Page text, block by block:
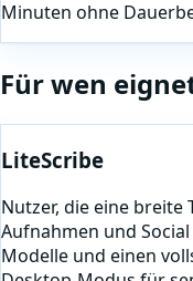
Minuten ohne
Für wen
LiteScribe
Nutzer, die eine
Aufnahmen und
Modelle und einen